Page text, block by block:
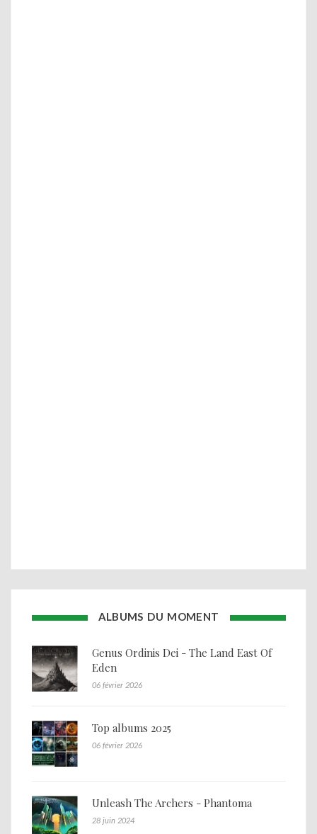
ALBUMS DU MOMENT
Genus Ordinis Dei - The Land East Of
Eden
06 février 2026
Top albums 2025
06 février 2026
Unleash The Archers - Phantoma
28 juin 2024